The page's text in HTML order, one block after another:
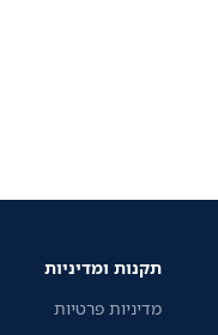
תקנות ומדיניות
מדיניות פרטיות